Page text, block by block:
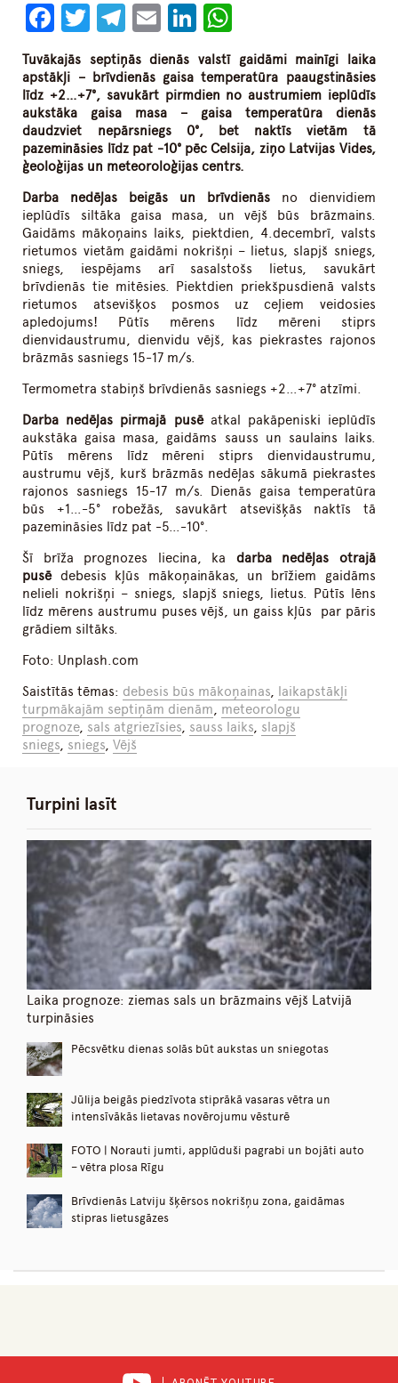
Facebook
Twitter
Telegram
EmailLinkedIn
Tuvākajās septiņās dienās valstī gaidāmi mainīgi laika
apstākļi – brīvdienās gaisa temperatūra paaugstināsies
līdz +2…+7°, savukārt pirmdien no austrumiem ieplūdīs
aukstāka gaisa masa – gaisa temperatūra dienās
daudzviet nepārsniegs 0°, bet naktīs vietām tā
pazemināsies līdz pat -10° pēc Celsija, ziņo Latvijas Vides,
ģeoloģijas un meteoroloģijas centrs.
Darba nedēļas beigās un brīvdienās no dienvidiem
ieplūdīs siltāka gaisa masa, un vējš būs brāzmains.
Gaidāms mākoņains laiks, piektdien, 4.decembrī, valsts
rietumos vietām gaidāmi nokrišņi – lietus, slapjš sniegs,
sniegs, iespējams arī sasalstošs lietus, savukārt
brīvdienās tie mitēsies. Piektdien priekšpusdienā valsts
rietumos atsevišķos posmos uz ceļiem veidosies
apledojums! Pūtīs mērens līdz mēreni stiprs
dienvidaustrumu, dienvidu vējš, kas piekrastes rajonos
brāzmās sasniegs 15-17 m/s.
Termometra stabiņš brīvdienās sasniegs +2…+7° atzīmi.
Darba nedēļas pirmajā pusē atkal pakāpeniski ieplūdīs
aukstāka gaisa masa, gaidāms sauss un saulains laiks.
Pūtīs mērens līdz mēreni stiprs dienvidaustrumu,
austrumu vējš, kurš brāzmās nedēļas sākumā piekrastes
rajonos sasniegs 15-17 m/s. Dienās gaisa temperatūra
būs +1…-5° robežās, savukārt atsevišķās naktīs tā
pazemināsies līdz pat -5…-10°.
Šī brīža prognozes liecina, ka darba nedēļas otrajā
pusē debesis kļūs mākoņainākas, un brīžiem gaidāms
nelieli nokrišņi – sniegs, slapjš sniegs, lietus. Pūtīs lēns
līdz mērens austrumu puses vējš, un gaiss kļūs par pāris
grādiem siltāks.
Foto: Unplash.com
Saistītās tēmas: debesis būs mākoņainas, laikapstākļi
turpmākajām septiņām dienām, meteorologu
prognoze, sals atgriezīsies, sauss laiks, slapjš
sniegs, sniegs,Vējš
Turpini lasīt
Laika prognoze: ziemas sals un brāzmains vējš Latvijā
turpināsies
Pēcsvētku dienas solās būt aukstas un sniegotas
Jūlija beigās piedzīvota stiprākā vasaras vētra un
intensīvākās lietavas novērojumu vēsturē
FOTO | Norauti jumti, applūduši pagrabi un bojāti auto
– vētra plosa Rīgu
Brīvdienās Latviju šķērsos nokrišņu zona, gaidāmas
stipras lietusgāzes